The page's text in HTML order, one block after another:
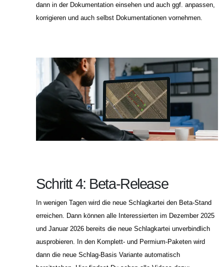
dann in der Dokumentation einsehen und auch ggf. anpassen,
korrigieren und auch selbst Dokumentationen vornehmen.
Schritt 4: Beta-Release
In wenigen Tagen wird die neue Schlagkartei den Beta-Stand
erreichen. Dann können alle Interessierten im Dezember 2025
und Januar 2026 bereits die neue Schlagkartei unverbindlich
ausprobieren. In den Komplett- und Permium-Paketen wird
dann die neue Schlag-Basis Variante automatisch